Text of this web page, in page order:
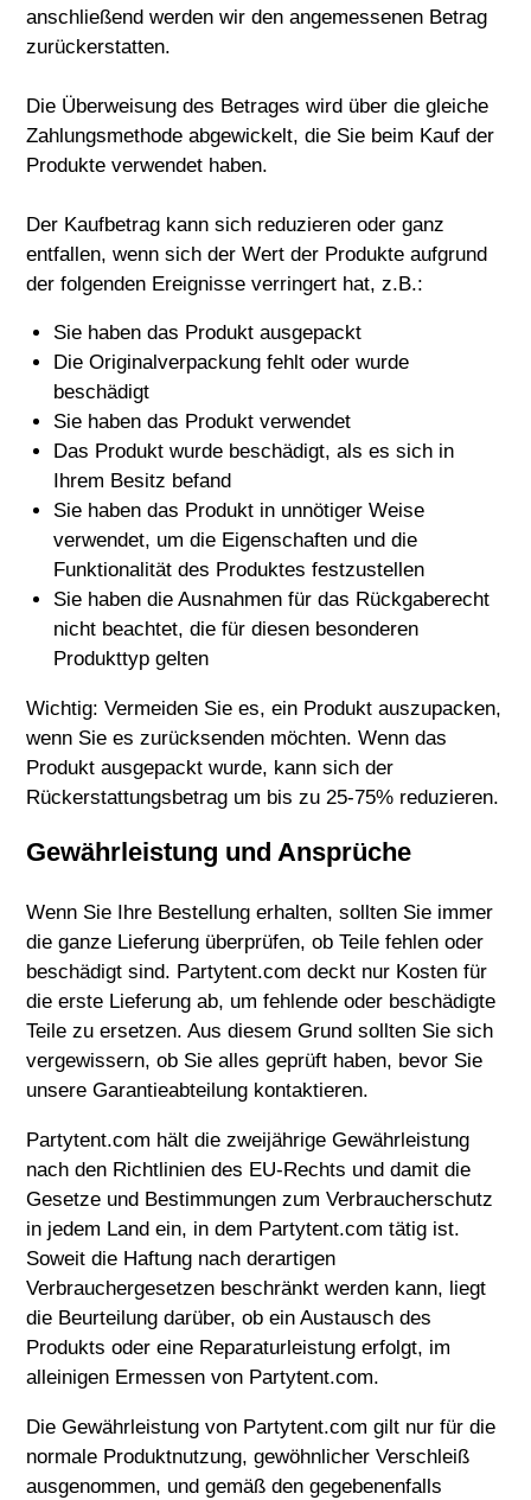
anschließend werden wir den angemessenen Betrag
zurückerstatten.
Die Überweisung des Betrages wird über die gleiche
Zahlungsmethode abgewickelt, die Sie beim Kauf der
Produkte verwendet haben.
Der Kaufbetrag kann sich reduzieren oder ganz
entfallen, wenn sich der Wert der Produkte aufgrund
der folgenden Ereignisse verringert hat, z.B.:
Sie haben das Produkt ausgepackt
Die Originalverpackung fehlt oder wurde
beschädigt
Sie haben das Produkt verwendet
Das Produkt wurde beschädigt, als es sich in
Ihrem Besitz befand
Sie haben das Produkt in unnötiger Weise
verwendet, um die Eigenschaften und die
Funktionalität des Produktes festzustellen
Sie haben die Ausnahmen für das Rückgaberecht
nicht beachtet, die für diesen besonderen
Produkttyp gelten
Wichtig: Vermeiden Sie es, ein Produkt auszupacken,
wenn Sie es zurücksenden möchten. Wenn das
Produkt ausgepackt wurde, kann sich der
Rückerstattungsbetrag um bis zu 25-75% reduzieren.
Gewährleistung und Ansprüche
Wenn Sie Ihre Bestellung erhalten, sollten Sie immer
die ganze Lieferung überprüfen, ob Teile fehlen oder
beschädigt sind. Partytent.com deckt nur Kosten für
die erste Lieferung ab, um fehlende oder beschädigte
Teile zu ersetzen. Aus diesem Grund sollten Sie sich
vergewissern, ob Sie alles geprüft haben, bevor Sie
unsere Garantieabteilung kontaktieren.
Partytent.com hält die zweijährige Gewährleistung
nach den Richtlinien des EU-Rechts und damit die
Gesetze und Bestimmungen zum Verbraucherschutz
in jedem Land ein, in dem Partytent.com tätig ist.
Soweit die Haftung nach derartigen
Verbrauchergesetzen beschränkt werden kann, liegt
die Beurteilung darüber, ob ein Austausch des
Produkts oder eine Reparaturleistung erfolgt, im
alleinigen Ermessen von Partytent.com.
Die Gewährleistung von Partytent.com gilt nur für die
normale Produktnutzung, gewöhnlicher Verschleiß
ausgenommen, und gemäß den gegebenenfalls